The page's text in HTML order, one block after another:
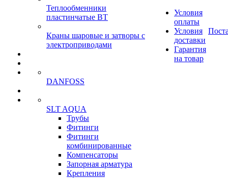
Теплообменники
пластинчатые ВТ
Краны шаровые и затворы с
электроприводами
DANFOSS
SLT AQUA
Трубы
Фитинги
Фитинги
комбинированные
Компенсаторы
Запорная арматура
Крепления
Условия
оплаты
Условия
доставки
Гарантия
на товар